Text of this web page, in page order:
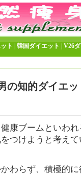
ト 韓国ダイエット V26
の知的ダイエッ
康ブームといわ
つけようと考え
わらず、積極的に